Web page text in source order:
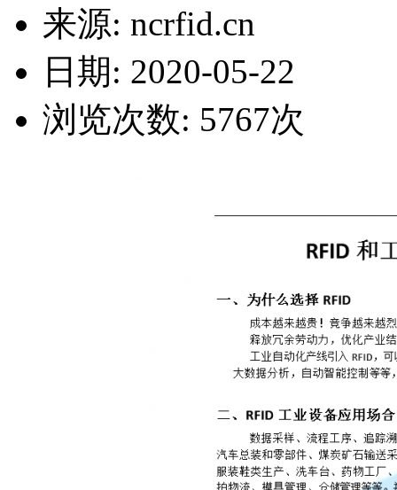
来源: ncrfid.cn
日期: 2020-05-22
浏览次数: 5767次